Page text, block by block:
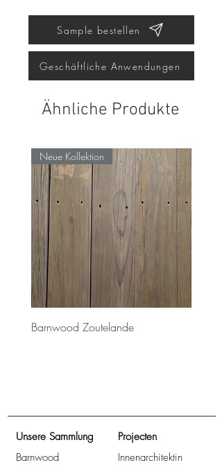
Sample bestellen
Geschäftliche Anwendungen
Ähnliche Produkte
Neue Kollektion
Barnwood Zoutelande
Unsere Sammlung
Barnwood
Projecten
Innenarchitektin